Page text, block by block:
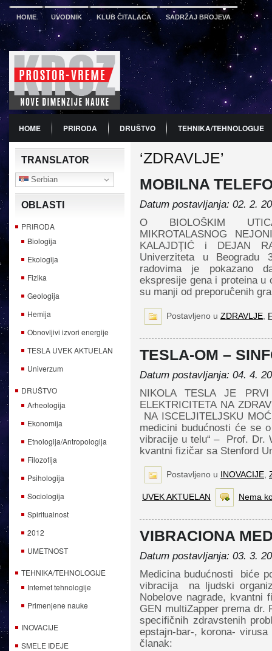
HOME UVODNIK KLUB ČITALACA SADRŽAJ BROJEVA
HOME PRIRODA DRUŠTVO TEHNIKA/TEHNOLOGIJE
PDF BROJ 12 PREDSTAVLJANJE KNJIGA
TRANSLATOR
Serbian
OBLASTI
PRIRODA
Biologija
Ekologija
Fizika
Geologija
Hemija
Obnovljivi izvori energije
TESLA UVEK AKTUELAN
Univerzum
DRUŠTVO
Arheologija
Ekonomija
Etnologija/Antropologija
Filozofija
Psihologija
Sociologija
Spiritualnost
2012
UMETNOST
TEHNIKA/TEHNOLOGIJE
Internet tehnologije
Primenjene nauke
INOVACIJE
SMELE IDEJE
‘ZDRAVLJE’
MOBILNA
Datum postavljanja: 02. 2.
O BIOLOŠKIM
MIKROTALASNOG
KALAJDŢIĆ i DEJAN
Univerziteta u Beogradu
radovima je pokazano
ekspresije gena i proteina u
su manji od preporuĉenih
Postavljeno u ZDRAVLJE
TESLA-OM –
Datum postavljanja: 04. 4.
NIKOLA TESLA JE
ELEKTRICITETA NA
NA ISCELJITELJSKU
medicini budućnosti će se
vibracije u telu“ – Prof. Dr.
kvantni fizičar sa Stenford
Postavljeno u INOVACIJE
UVEK AKTUELAN Nema
VIBRACIONA
Datum postavljanja: 03. 3.
Medicina budućnosti biće
vibracija na ljudski
Nobelove nagrade, kvantni
GEN multiZapper prema dr.
specifičnih zdravstenih
epstajn-bar-, korona-
članak: